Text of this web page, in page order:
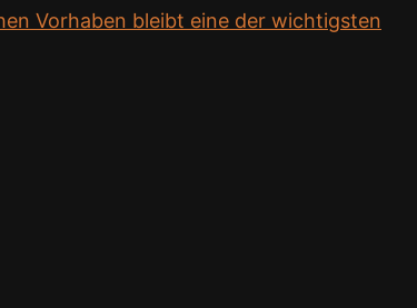
Vorhaben bleibt eine der wichtigsten